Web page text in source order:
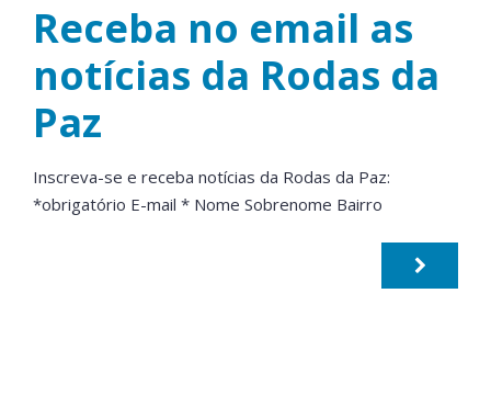
Receba no email as
notícias da Rodas da
Paz
Inscreva-se e receba notícias da Rodas da Paz:
*obrigatório E-mail * Nome Sobrenome Bairro